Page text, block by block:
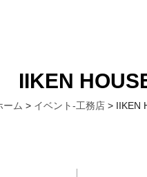
IIKEN
ーム > イベント-工務店 > IIKEN